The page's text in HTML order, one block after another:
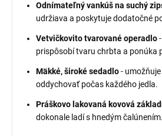
Odnímateľný vankúš na suchý
udržiava a poskytuje dodatočné
Vetvičkovito tvarované operadlo
prispôsobí tvaru chrbta a ponúka
Mäkké, široké sedadlo-
oddychovať počas každého jedla.
Práškovo lakovaná kovová
dokonale ladí s hnedým čalúnením.